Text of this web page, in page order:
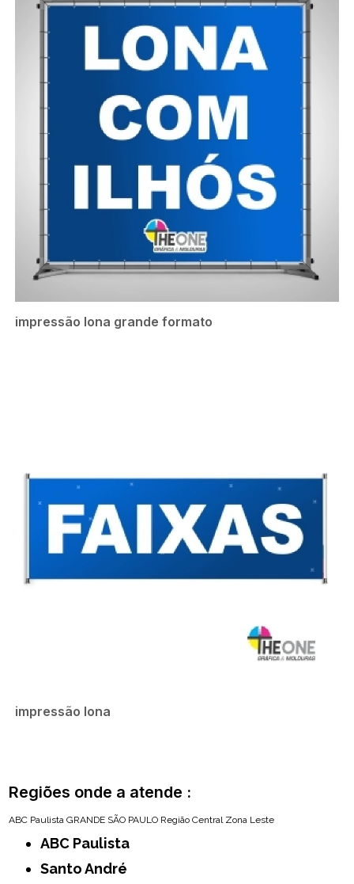
impressão lona grande formato
impressão lona
Regiões onde a atende :
ABC Paulista GRANDE SÃO PAULO Região Central Zona Leste
ABC Paulista
Santo André